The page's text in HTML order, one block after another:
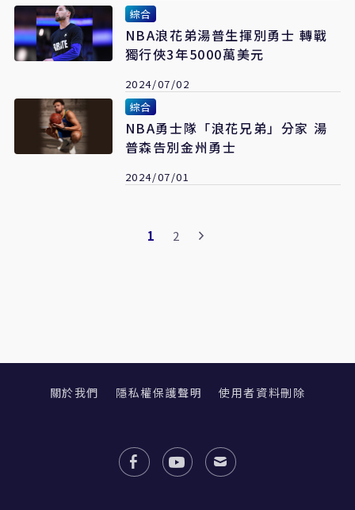
綜合
NBA浪花弟湯普生揮別勇士 轉戰
獨行俠3年5000萬美元
2024/07/02
綜合
NBA勇士隊「浪花兄弟」分家 湯
普森告別金州勇士
2024/07/01
1 2
關於我們 隱私權保護聲明 使用者資料刪除